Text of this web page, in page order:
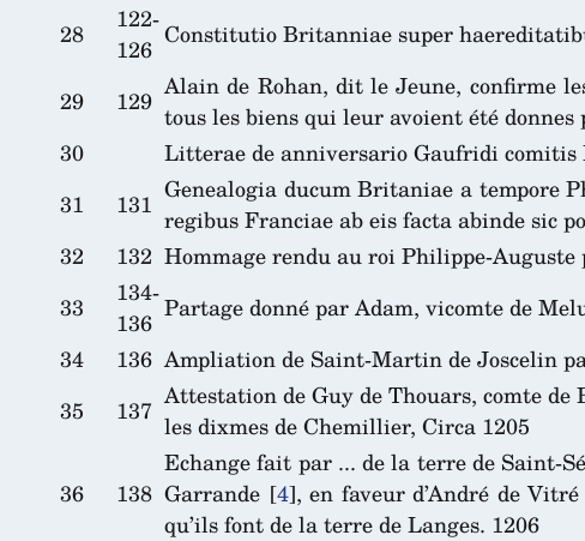
28
122-
126 Constitutio Britanniae super
29 129 Alain de Rohan, dit le Jeune, confirme
tous les biens qui leur avoient été donnes
30
Litterae de anniversario Gaufridi comitis
31
131 Genealogia ducum Britaniae a tempore
regibus Franciae ab eis facta abinde sic
32
132 Hommage rendu au roi Philippe-
33
134-
136 Partage donné par Adam, vicomte de
34
136 Ampliation de Saint-Martin de Joscelin
35
137 Attestation de Guy de Thouars, comte
les dixmes de Chemillier, Circa 1205
36 138
Echange fait par ... de la terre de Saint-
Garrande [4], en faveur d’André de
qu’ils font de la terre de Langes. 1206